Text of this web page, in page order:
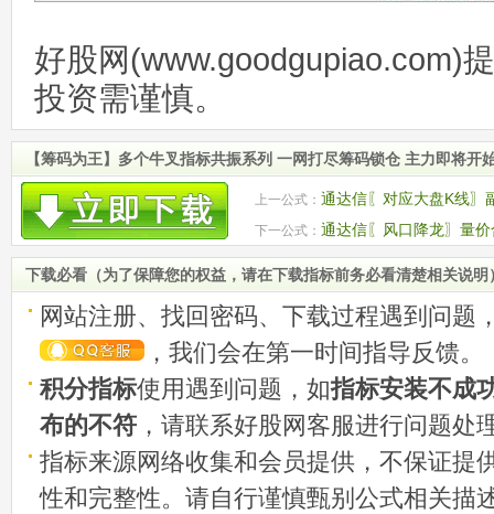
好股网(www.goodgupiao.com)
投资需谨慎。
【筹码为王】多个牛叉指标共振系列 一网打尽筹码锁仓 主力即将开
上一公式： 通达信〖对应大盘K线〗
下一公式： 通达信〖风口降龙〗量
下载必看（为了保障您的权益，请在下载指标前务必看清楚相关说明
网站注册、找回密码、下载过程遇到问题
，我们会在第一时间指导反馈。
积分指标使用遇到问题，如指标安装不成
布的不符 ，请联系好股网客服进行问题处
指标来源网络收集和会员提供，不保证提
性和完整性。请自行谨慎甄别公式相关描